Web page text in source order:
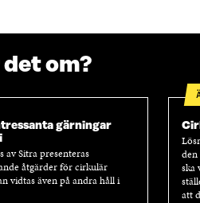
om?
gärningar
av Sitra presenteras
åtgärder för cirkulär
vidtas även på andra håll i
ska
att